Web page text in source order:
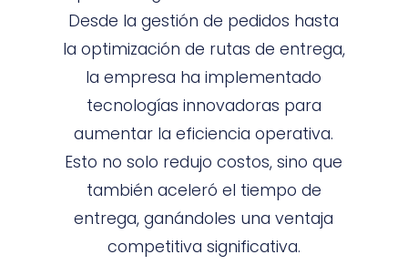
Desde la gestión de pedidos hasta
la optimización de rutas de entrega,
la empresa ha implementado
tecnologías innovadoras para
aumentar la eficiencia operativa.
Esto no solo redujo costos, sino que
también aceleró el tiempo de
entrega, ganándoles una ventaja
competitiva significativa.